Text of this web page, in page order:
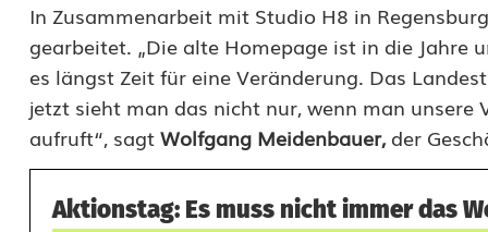
w
e
g
u
In Zusammenarbeit mit Studio H8 in
gearbeitet. „Die alte Homepage ist in die Jahre
es längst Zeit für eine Veränderung. Das
jetzt sieht man das nicht nur, wenn man unsere
aufruft“, sagtWolfgang Meidenbauer,der
Aktionstag: Es muss nicht immer das